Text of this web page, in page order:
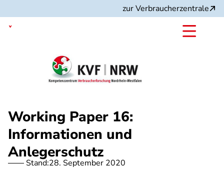
zum
Inhalt
zur Verbraucherzentrale
Working Paper 16:
Informationen und
Anlegerschutz
Stand:28. September 2020